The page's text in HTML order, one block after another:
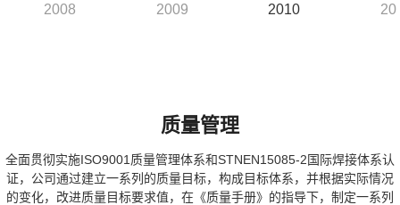
2008 2009 2010
质量管理
全面贯彻实施ISO9001质量管理体系和STNEN15085-2国际焊接体系认
证，公司通过建立一系列的质量目标，构成目标体系，并根据实际情况
的变化，改进质量目标要求值，在《质量手册》的指导下，制定一系列